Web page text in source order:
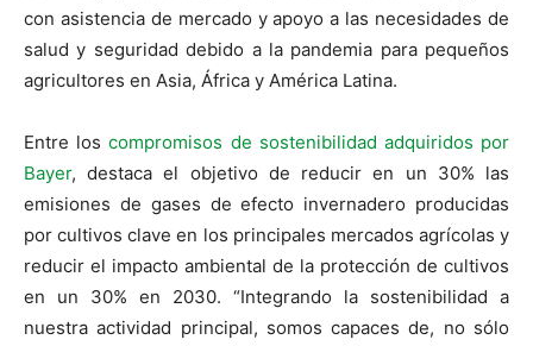
con asistencia de mercado y apoyo a las necesidades de
salud y seguridad debido a la pandemia para pequeños
agricultores en Asia, África y América Latina.
Entre loscompromisos de sostenibilidad adquiridos por
Bayer, destaca el objetivo de reducir en un 30% las
emisiones de gases de efecto invernadero producidas
por cultivos clave en los principales mercados agrícolas y
reducir el impacto ambiental de la protección de cultivos
en un 30% en 2030. “Integrando la sostenibilidad a
nuestra actividad principal, somos capaces de, no sólo